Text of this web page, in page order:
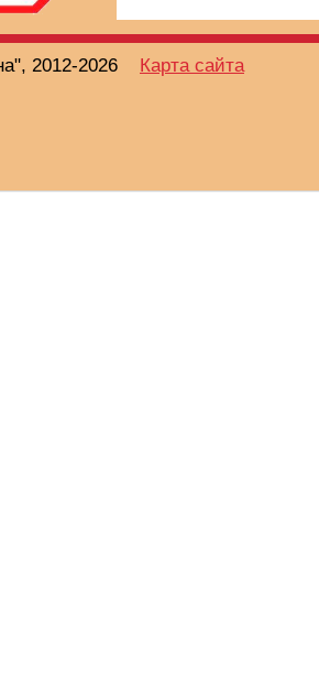
2012-2026 Карта сайта